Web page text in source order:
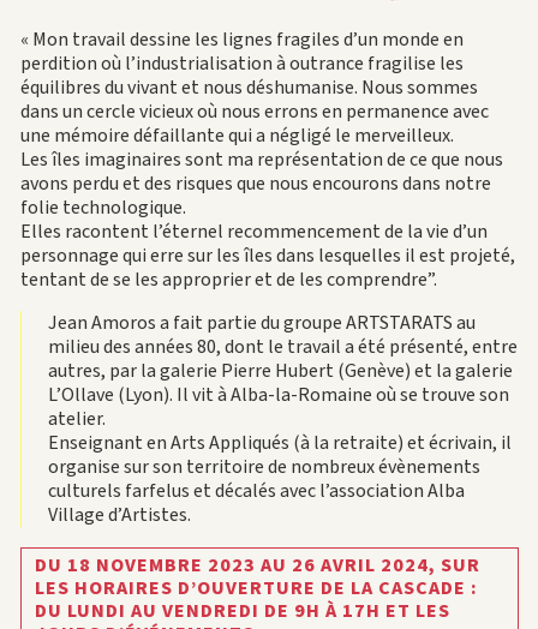
« Mon travail dessine les lignes fragiles d’un monde en
perdition où l’industrialisation à outrance fragilise les
équilibres du vivant et nous déshumanise. Nous sommes
dans un cercle vicieux où nous errons en permanence avec
une mémoire défaillante qui a négligé le merveilleux.
Les îles imaginaires sont ma représentation de ce que nous
avons perdu et des risques que nous encourons dans notre
folie technologique.
Elles racontent l’éternel recommencement de la vie d’un
personnage qui erre sur les îles dans lesquelles il est projeté,
tentant de se les approprier et de les comprendre”.
Jean Amoros a fait partie du groupe ARTSTARATS au
milieu des années 80, dont le travail a été présenté, entre
autres, par la galerie Pierre Hubert (Genève) et la galerie
L’Ollave (Lyon). Il vit à Alba-la-Romaine où se trouve son
atelier.
Enseignant en Arts Appliqués (à la retraite) et écrivain, il
organise sur son territoire de nombreux évènements
culturels farfelus et décalés avec l’association Alba
Village d’Artistes.
DU 18 NOVEMBRE 2023 AU 26 AVRIL 2024, SUR
LES HORAIRES D’OUVERTURE DE LA CASCADE :
DU LUNDI AU VENDREDI DE 9H À 17H ET LES